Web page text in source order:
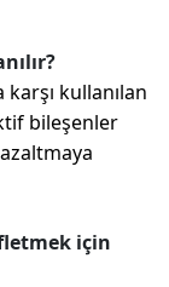
kullanılan
bileşenler
için